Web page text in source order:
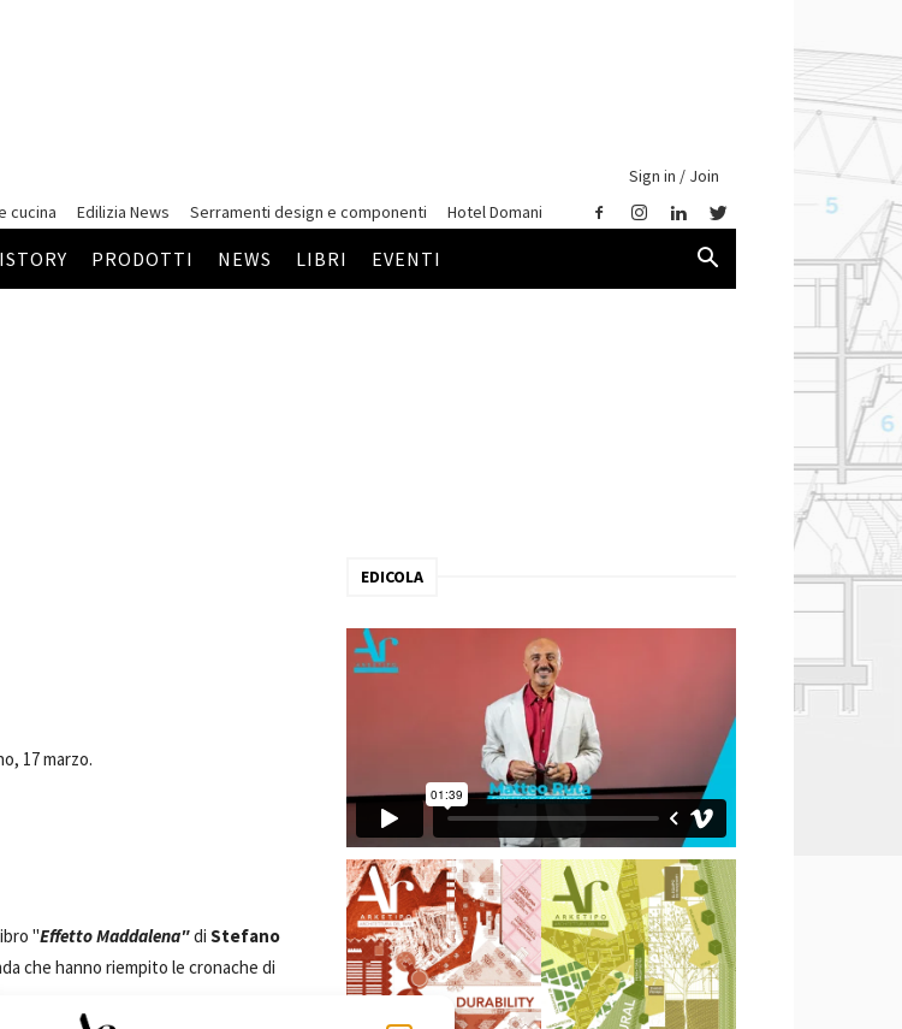
Sign in / Join
cucina Edilizia News Serramenti design e componenti Hotel Domani
PRODOTTI NEWS LIBRI EVENTI
17 marzo.
"Effetto Maddalena"di Stefano
che hanno riempito le cronache di
EDICOLA